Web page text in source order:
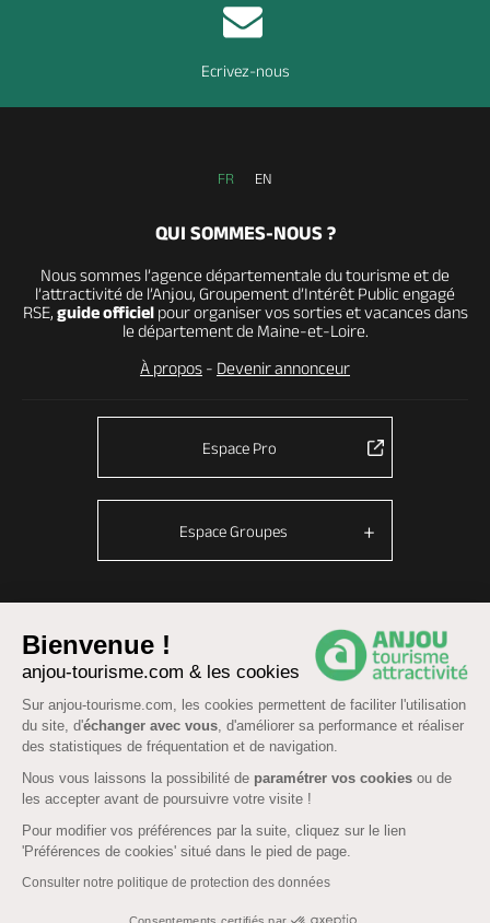
Bienvenue !
anjou-tourisme.com & les cookies
Sur anjou-tourisme.com, les cookies permettent de faciliter l'utilisation
du site, d'échanger avec vous, d'améliorer sa performance et réaliser
des statistiques de fréquentation et de navigation.
Nous vous laissons la possibilité de paramétrer vos cookies ou de
les accepter avant de poursuivre votre visite !
Pour modifier vos préférences par la suite, cliquez sur le lien
'Préférences de cookies' situé dans le pied de page.
Consulter notre politique de protection des données
Consentements certifiés par
Ecrivez-nous
FR EN
QUI SOMMES-NOUS ?
Nous sommes l’agence départementale du tourisme et de
l’attractivité de l’Anjou, Groupement d’Intérêt Public engagé
RSE, guide officielpour organiser vos sorties et vacances dans
le département de Maine-et-Loire.
À propos - Devenir annonceur
Espace Pro
Espace Groupes
Fonctionnement du site
Mentions légales - Données personnelles-Cookies